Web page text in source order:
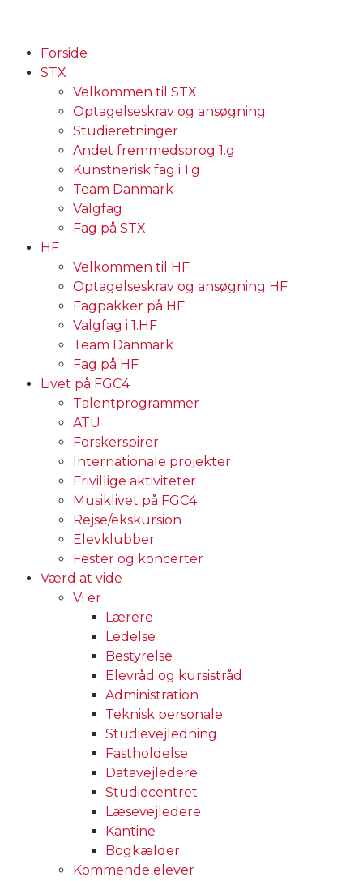
Forside
STX
Velkommen til STX
Optagelseskrav og ansøgning
Studieretninger
Andet fremmedsprog 1.g
Kunstnerisk fag i 1.g
Team Danmark
Valgfag
Fag på STX
HF
Velkommen til HF
Optagelseskrav og ansøgning HF
Fagpakker på HF
Valgfag i 1.HF
Team Danmark
Fag på HF
Livet på FGC4
Talentprogrammer
ATU
Forskerspirer
Internationale projekter
Frivillige aktiviteter
Musiklivet på FGC4
Rejse/ekskursion
Elevklubber
Fester og koncerter
Værd at vide
Vi er
Lærere
Ledelse
Bestyrelse
Elevråd og kursistråd
Administration
Teknisk personale
Studievejledning
Fastholdelse
Datavejledere
Studiecentret
Læsevejledere
Kantine
Bogkælder
Kommende elever